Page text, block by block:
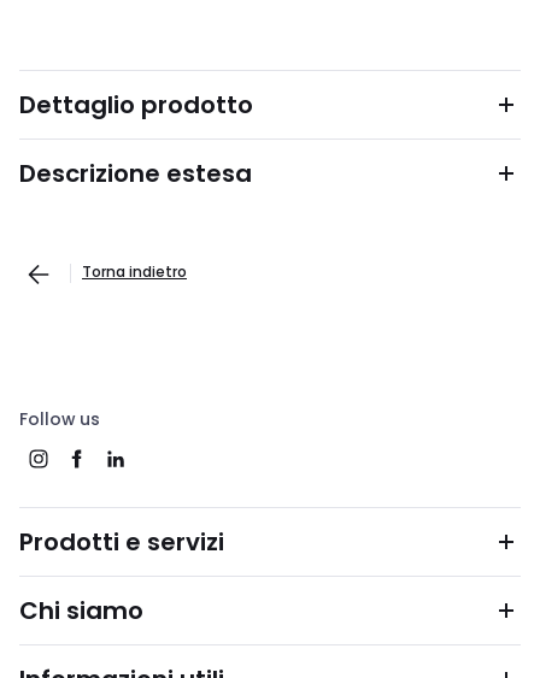
Dettaglio prodotto
Descrizione estesa
Torna indietro
Follow us
Prodotti e servizi
Chi siamo